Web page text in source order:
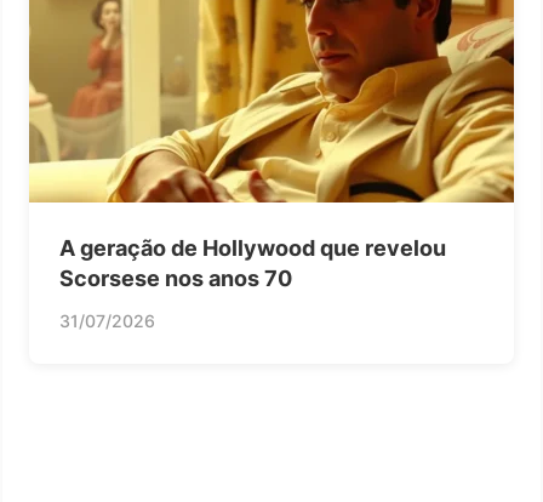
A geração de Hollywood que revelou
Scorsese nos anos 70
31/07/2026